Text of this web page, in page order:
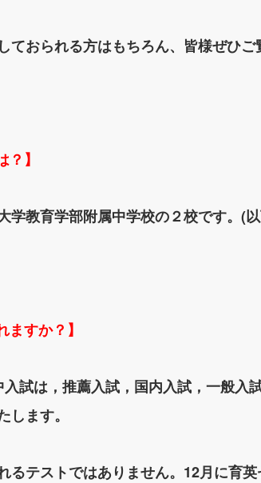
ておられる方はもちろん、皆様ぜひご
？】
学教育学部附属中学校の２校です。(
ますか？】
試は，推薦入試，国内入試，一般
します。
るテストではありません。12月に育